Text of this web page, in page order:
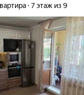
7 этаж из 9